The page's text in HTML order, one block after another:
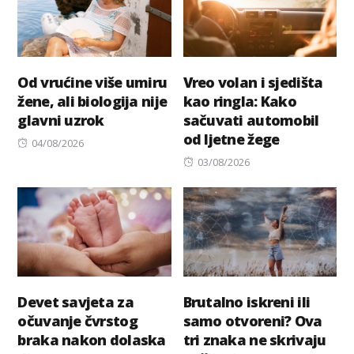
Od vrućine više umiru
žene, ali biologija nije
glavni uzrok
Posted
04/08/2026
Vreo volan i sjedišta
kao ringla: Kako
sačuvati automobil
od ljetne žege
Posted
03/08/2026
Devet savjeta za
očuvanje čvrstog
braka nakon dolaska
Brutalno iskreni ili
samo otvoreni? Ova
tri znaka ne skrivaju